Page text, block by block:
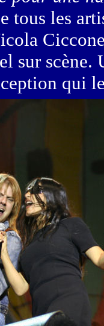
tous les
sur scène.
qui